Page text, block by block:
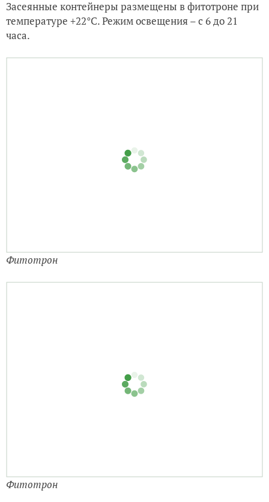
Засеянные контейнеры размещены в фитотроне при
температуре +22°С. Режим освещения – с 6 до 21
часа.
Фитотрон
Фитотрон